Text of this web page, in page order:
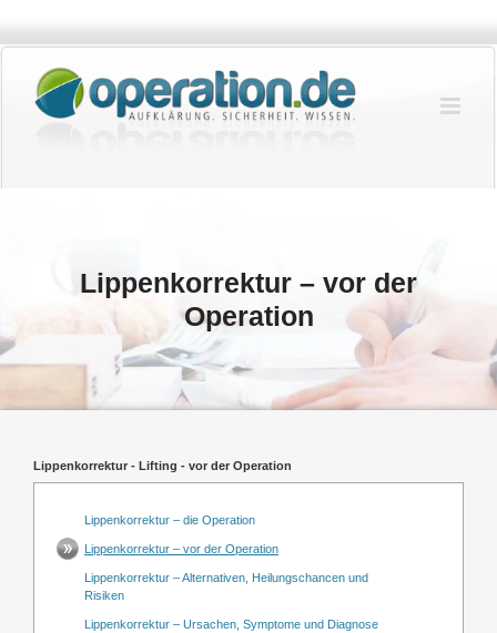
springen
Lippenkorrektur – vor der
Operation
Lippenkorrektur - Lifting - vor der Operation
Lippenkorrektur – die Operation
Lippenkorrektur – vor der Operation
Lippenkorrektur – Alternativen, Heilungschancen und
Risiken
Lippenkorrektur – Ursachen, Symptome und Diagnose